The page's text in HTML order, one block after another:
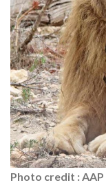
Photo credit : AAP